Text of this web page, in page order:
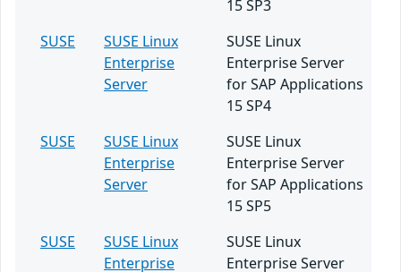
15 SP3
SUSE
SUSE Linux
Enterprise
Server
SUSE Linux
Enterprise Server
for SAP Applications
15 SP4
SUSE
SUSE Linux
Enterprise
Server
SUSE Linux
Enterprise Server
for SAP Applications
15 SP5
SUSE
SUSE Linux
Enterprise
SUSE Linux
Enterprise Server